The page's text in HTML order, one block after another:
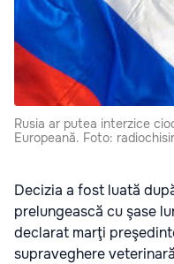
Rusia ar putea interzice
Europeană. Foto:
Decizia a fost luată
prelungească cu şase
declarat marţi
supraveghere